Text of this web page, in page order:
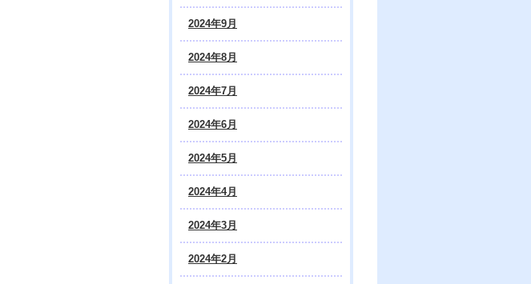
2024年9月
2024年8月
2024年7月
2024年6月
2024年5月
2024年4月
2024年3月
2024年2月